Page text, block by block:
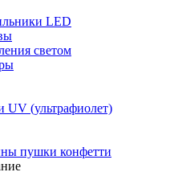
LED
светом
UV (ультрафиолет)
пушки конфетти